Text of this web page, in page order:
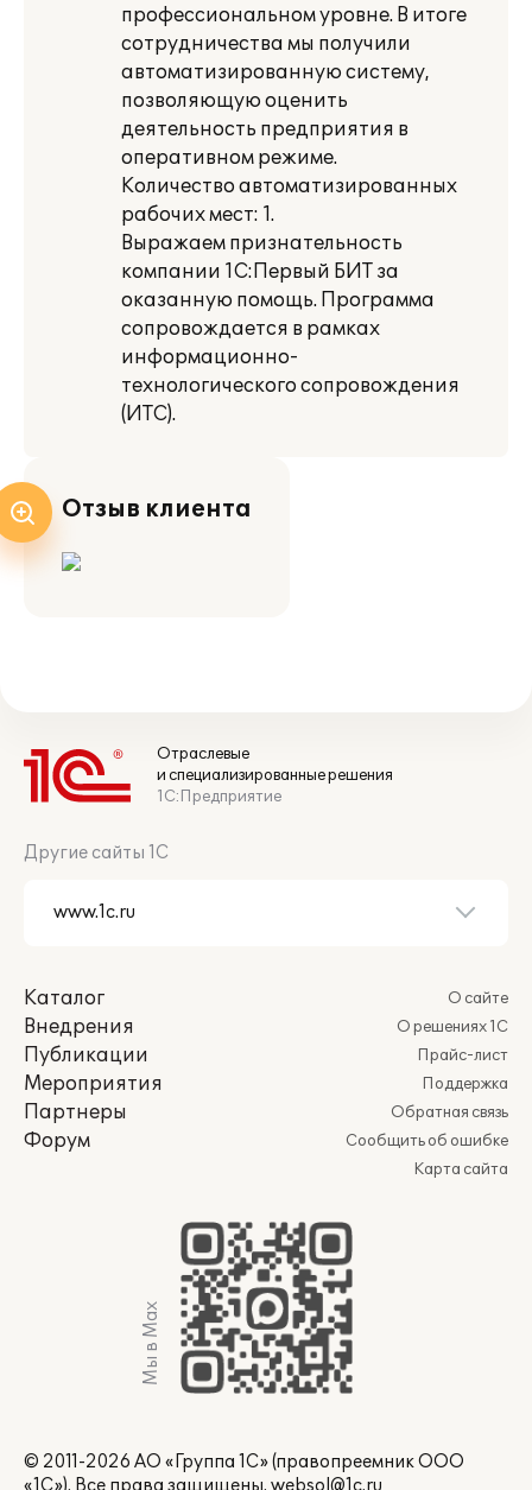
профессиональном уровне. В итоге
сотрудничества мы получили
автоматизированную систему,
позволяющую оценить
деятельность предприятия в
оперативном режиме.
Количество автоматизированных
рабочих мест: 1.
Выражаем признательность
компании 1С:Первый БИТ за
оказанную помощь. Программа
сопровождается в рамках
информационно-
технологического сопровождения
(ИТС).
Отзыв клиента
Отраслевые
и специализированные решения
1С:Предприятие
Другие сайты 1С
Каталог
Внедрения
Публикации
Мероприятия
Партнеры
Форум
О сайте
О решениях 1С
Прайс-лист
Поддержка
Обратная связь
Сообщить об ошибке
Карта сайта
Мы в Max
© 2011-2026 АО «Группа 1С» (правопреемник ООО
«1С»). Все права защищены. websol@1c.ru